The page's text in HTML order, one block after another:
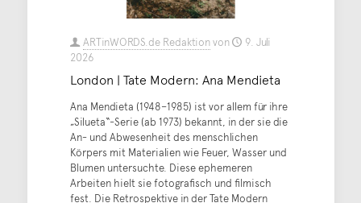
ARTinWORDS.de Redaktionvon
9. Juli
2026
London | Tate Modern: Ana Mendieta
Ana Mendieta (1948–1985) ist vor allem für ihre
„Silueta“-Serie (ab 1973) bekannt, in der sie die
An- und Abwesenheit des menschlichen
Körpers mit Materialien wie Feuer, Wasser und
Blumen untersuchte. Diese ephemeren
Arbeiten hielt sie fotografisch und filmisch
fest. Die Retrospektive in der Tate Modern